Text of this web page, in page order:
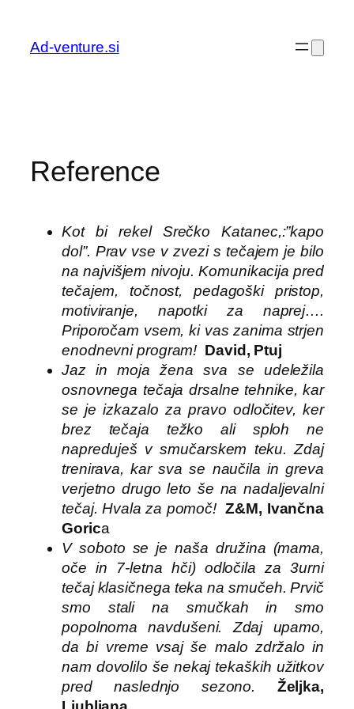
vsebino
Ad-venture.si
Reference
Kot bi rekel Srečko Katanec,:”kapo
dol”. Prav vse v zvezi s tečajem je bilo
na najvišjem nivoju. Komunikacija pred
tečajem, točnost, pedagoški pristop,
motiviranje, napotki za naprej….
Priporočam vsem, ki vas zanima strjen
enodnevni program! David, Ptuj
Jaz in moja žena sva se udeležila
osnovnega tečaja drsalne tehnike, kar
se je izkazalo za pravo odločitev, ker
brez tečaja težko ali sploh ne
napreduješ v smučarskem teku. Zdaj
trenirava, kar sva se naučila in greva
verjetno drugo leto še na nadaljevalni
tečaj. Hvala za pomoč! Z&M, Ivančna
Gorica
V soboto se je naša družina (mama,
oče in 7-letna hči) odločila za 3urni
tečaj klasičnega teka na smučeh. Prvič
smo stali na smučkah in smo
popolnoma navdušeni. Zdaj upamo,
da bi vreme vsaj še malo zdržalo in
nam dovolilo še nekaj tekaških užitkov
pred naslednjo sezono. Željka,